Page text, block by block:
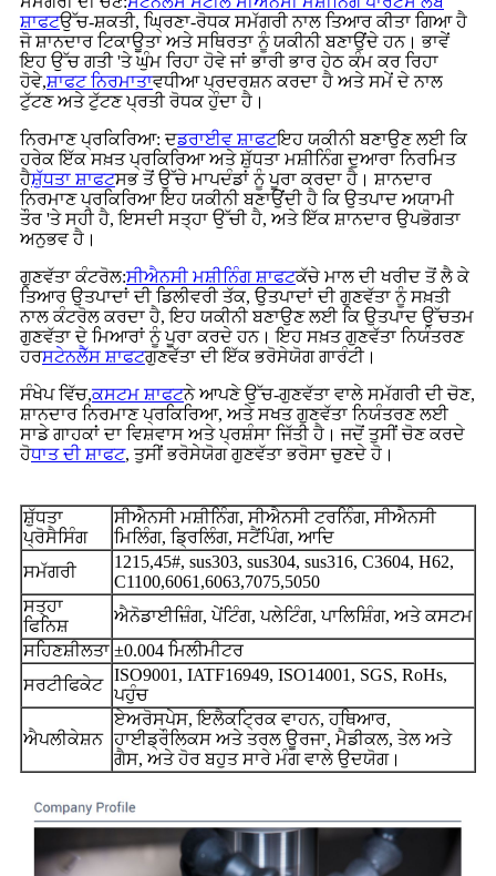
ਸ਼ਾਫਟਉੱਚ-ਸ਼ਕਤੀ, ਘ੍ਰਿਣਾ-ਰੋਧਕ ਸਮੱਗਰੀ ਨਾਲ ਤਿਆਰ ਕੀਤਾ ਗਿਆ ਹੈ
ਜੋ ਸ਼ਾਨਦਾਰ ਟਿਕਾਊਤਾ ਅਤੇ ਸਥਿਰਤਾ ਨੂੰ ਯਕੀਨੀ ਬਣਾਉਂਦੇ ਹਨ। ਭਾਵੇਂ
ਇਹ ਉੱਚ ਗਤੀ 'ਤੇ ਘੁੰਮ ਰਿਹਾ ਹੋਵੇ ਜਾਂ ਭਾਰੀ ਭਾਰ ਹੇਠ ਕੰਮ ਕਰ ਰਿਹਾ
ਹੋਵੇ,ਸ਼ਾਫਟ ਨਿਰਮਾਤਾਵਧੀਆ ਪ੍ਰਦਰਸ਼ਨ ਕਰਦਾ ਹੈ ਅਤੇ ਸਮੇਂ ਦੇ ਨਾਲ
ਟੁੱਟਣ ਅਤੇ ਟੁੱਟਣ ਪ੍ਰਤੀ ਰੋਧਕ ਹੁੰਦਾ ਹੈ।
ਨਿਰਮਾਣ ਪ੍ਰਕਿਰਿਆ: ਦਡਰਾਈਵ ਸ਼ਾਫਟਇਹ ਯਕੀਨੀ ਬਣਾਉਣ ਲਈ ਕਿ
ਹਰੇਕ ਇੱਕ ਸਖ਼ਤ ਪ੍ਰਕਿਰਿਆ ਅਤੇ ਸ਼ੁੱਧਤਾ ਮਸ਼ੀਨਿੰਗ ਦੁਆਰਾ ਨਿਰਮਿਤ
ਹੈਸ਼ੁੱਧਤਾ ਸ਼ਾਫਟਸਭ ਤੋਂ ਉੱਚੇ ਮਾਪਦੰਡਾਂ ਨੂੰ ਪੂਰਾ ਕਰਦਾ ਹੈ। ਸ਼ਾਨਦਾਰ
ਨਿਰਮਾਣ ਪ੍ਰਕਿਰਿਆ ਇਹ ਯਕੀਨੀ ਬਣਾਉਂਦੀ ਹੈ ਕਿ ਉਤਪਾਦ ਅਯਾਮੀ
ਤੌਰ 'ਤੇ ਸਹੀ ਹੈ, ਇਸਦੀ ਸਤ੍ਹਾ ਉੱਚੀ ਹੈ, ਅਤੇ ਇੱਕ ਸ਼ਾਨਦਾਰ ਉਪਭੋਗਤਾ
ਅਨੁਭਵ ਹੈ।
ਗੁਣਵੱਤਾ ਕੰਟਰੋਲ:ਸੀਐਨਸੀ ਮਸ਼ੀਨਿੰਗ ਸ਼ਾਫਟਕੱਚੇ ਮਾਲ ਦੀ ਖਰੀਦ ਤੋਂ ਲੈ ਕੇ
ਤਿਆਰ ਉਤਪਾਦਾਂ ਦੀ ਡਿਲੀਵਰੀ ਤੱਕ, ਉਤਪਾਦਾਂ ਦੀ ਗੁਣਵੱਤਾ ਨੂੰ ਸਖ਼ਤੀ
ਨਾਲ ਕੰਟਰੋਲ ਕਰਦਾ ਹੈ, ਇਹ ਯਕੀਨੀ ਬਣਾਉਣ ਲਈ ਕਿ ਉਤਪਾਦ ਉੱਚਤਮ
ਗੁਣਵੱਤਾ ਦੇ ਮਿਆਰਾਂ ਨੂੰ ਪੂਰਾ ਕਰਦੇ ਹਨ। ਇਹ ਸਖ਼ਤ ਗੁਣਵੱਤਾ ਨਿਯੰਤਰਣ
ਹਰਸਟੇਨਲੈੱਸ ਸ਼ਾਫਟਗੁਣਵੱਤਾ ਦੀ ਇੱਕ ਭਰੋਸੇਯੋਗ ਗਾਰੰਟੀ।
ਸੰਖੇਪ ਵਿੱਚ,ਕਸਟਮ ਸ਼ਾਫਟਨੇ ਆਪਣੇ ਉੱਚ-ਗੁਣਵੱਤਾ ਵਾਲੇ ਸਮੱਗਰੀ ਦੀ ਚੋਣ,
ਸ਼ਾਨਦਾਰ ਨਿਰਮਾਣ ਪ੍ਰਕਿਰਿਆ, ਅਤੇ ਸਖਤ ਗੁਣਵੱਤਾ ਨਿਯੰਤਰਣ ਲਈ
ਸਾਡੇ ਗਾਹਕਾਂ ਦਾ ਵਿਸ਼ਵਾਸ ਅਤੇ ਪ੍ਰਸ਼ੰਸਾ ਜਿੱਤੀ ਹੈ। ਜਦੋਂ ਤੁਸੀਂ ਚੋਣ ਕਰਦੇ
ਹੋਧਾਤ ਦੀ ਸ਼ਾਫਟ, ਤੁਸੀਂ ਭਰੋਸੇਯੋਗ ਗੁਣਵੱਤਾ ਭਰੋਸਾ ਚੁਣਦੇ ਹੋ।
ਸ਼ੁੱਧਤਾ
ਪ੍ਰੋਸੈਸਿੰਗ
ਸੀਐਨਸੀ ਮਸ਼ੀਨਿੰਗ, ਸੀਐਨਸੀ ਟਰਨਿੰਗ, ਸੀਐਨਸੀ
ਮਿਲਿੰਗ, ਡ੍ਰਿਲਿੰਗ, ਸਟੈਂਪਿੰਗ, ਆਦਿ
ਸਮੱਗਰੀ
1215,45#, sus303, sus304, sus316, C3604, H62,
C1100,6061,6063,7075,5050
ਸਤ੍ਹਾ
ਫਿਨਿਸ਼
ਐਨੋਡਾਈਜ਼ਿੰਗ, ਪੇਂਟਿੰਗ, ਪਲੇਟਿੰਗ, ਪਾਲਿਸ਼ਿੰਗ, ਅਤੇ ਕਸਟਮ
ਸਹਿਣਸ਼ੀਲਤਾ ±0.004 ਮਿਲੀਮੀਟਰ
ਸਰਟੀਫਿਕੇਟ
ISO9001, IATF16949, ISO14001, SGS, RoHs,
ਪਹੁੰਚ
ਐਪਲੀਕੇਸ਼ਨ
ਏਅਰੋਸਪੇਸ, ਇਲੈਕਟ੍ਰਿਕ ਵਾਹਨ, ਹਥਿਆਰ,
ਹਾਈਡ੍ਰੌਲਿਕਸ ਅਤੇ ਤਰਲ ਊਰਜਾ, ਮੈਡੀਕਲ, ਤੇਲ ਅਤੇ
ਗੈਸ, ਅਤੇ ਹੋਰ ਬਹੁਤ ਸਾਰੇ ਮੰਗ ਵਾਲੇ ਉਦਯੋਗ।